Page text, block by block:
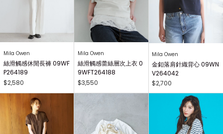
Mila Owen
絲滑觸感休閒長褲 09WF
P264189
$2,580
Mila Owen
絲滑觸感蕾絲層次上衣 0
9WFT264188
$3,550
Mila Owen
金釦落肩針織背心 09WN
V264042
$2,700